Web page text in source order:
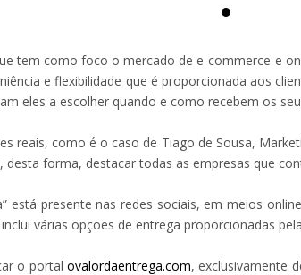
tem como foco o mercado de e-commerce e
e flexibilidade que é proporcionada aos
eles a escolher quando e como recebem os
reais, como é o caso de Tiago de Sousa,
desta forma, destacar todas as empresas que
está presente nas redes sociais, em meios
várias opções de entrega proporcionadas
o portal ovalordaentrega.com, exclusivamente